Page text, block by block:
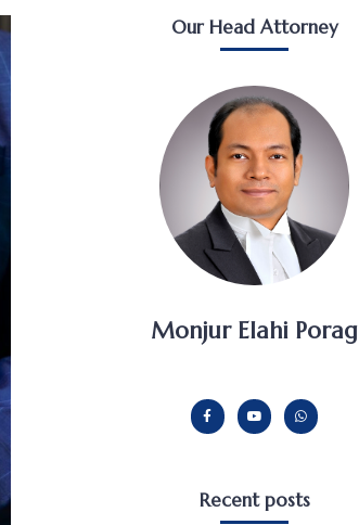
Our Head Attorney
Monjur Elahi Porag
Recent posts